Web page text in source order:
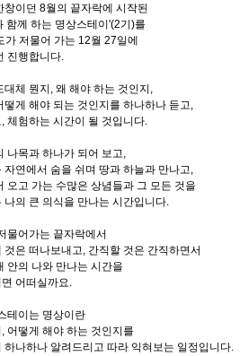
창이던 8월의 끝자락에 시작된
함께 하는 명상스테이'(2기)를
가 저물어 가는 12월 27일에
진행합니다.
대체 뭔지, 왜 해야 하는 것인지,
떻게 해야 되는 것인지를 하나하나 듣고,
체험하는 시간이 될 것입니다.
나목과 하나가 되어 보고,
자연에서 숨을 쉬며 땅과 하늘과 만나고,
오고 가는 수많은 상념들과 그 모든 것을
나의 큰 의식을 만나는 시간입니다.
물어가는 끝자락에서
것은 떠나보내고, 간직할 것은 간직하면서
안의 나와 만나는 시간을
어떠실까요.
테이는 명상이란
어떻게 해야 하는 것인지를
하나하나 알려드리고 따라 익혀보는 일정입니다.